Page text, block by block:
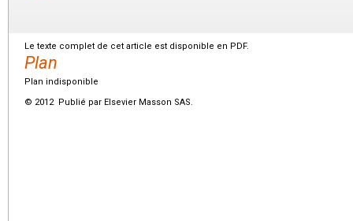
Le texte complet de cet article est disponible en PDF.
Plan
Plan indisponible
© 2012 Publié par Elsevier Masson SAS.